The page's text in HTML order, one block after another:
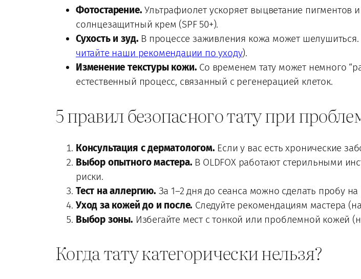
Фотостарение. Ультрафиолет ускоряет выцветание пигментов
солнцезащитный крем (SPF 50+).
Сухость и зуд. В процессе заживления кожа может
читайте наши рекомендации по уходу).
Изменение текстуры кожи. Со временем тату может немного
естественный процесс, связанный с регенерацией клеток.
5 правил безопасного тату при
Консультация с дерматологом. Если у вас есть хронические
Выбор опытного мастера. В OLDFOX работают стерильными
риски.
Тест на аллергию. За 1–2 дня до сеанса можно сделать пробу
Уход за кожей до и после. Следуйте рекомендациям мастера
Выбор зоны. Избегайте мест с тонкой или проблемной кожей
Когда тату категорически нельзя?